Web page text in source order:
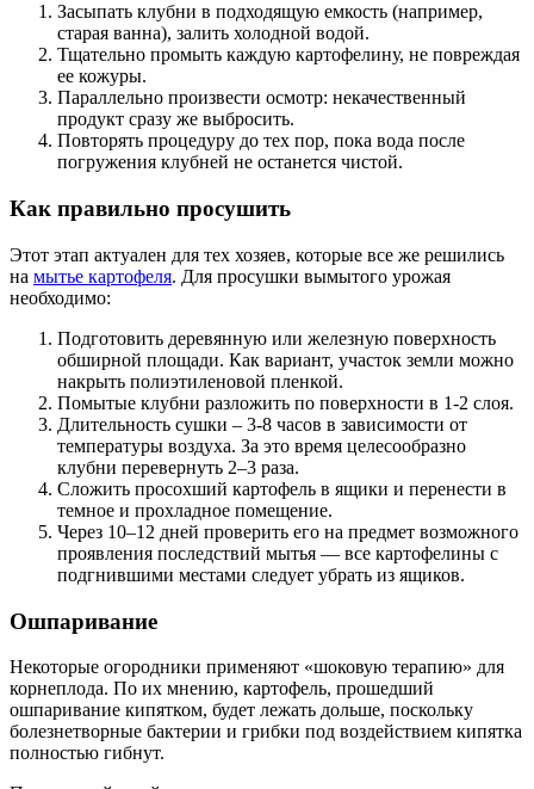
Засыпать клубни в подходящую емкость (например,
старая ванна), залить холодной водой.
Тщательно промыть каждую картофелину, не повреждая
ее кожуры.
Параллельно произвести осмотр: некачественный
продукт сразу же выбросить.
Повторять процедуру до тех пор, пока вода после
погружения клубней не останется чистой.
Как правильно просушить
Этот этап актуален для тех хозяев, которые все же решились
на мытье картофеля. Для просушки вымытого урожая
необходимо:
Подготовить деревянную или железную поверхность
обширной площади. Как вариант, участок земли можно
накрыть полиэтиленовой пленкой.
Помытые клубни разложить по поверхности в 1-2 слоя.
Длительность сушки – 3-8 часов в зависимости от
температуры воздуха. За это время целесообразно
клубни перевернуть 2–3 раза.
Сложить просохший картофель в ящики и перенести в
темное и прохладное помещение.
Через 10–12 дней проверить его на предмет возможного
проявления последствий мытья — все картофелины с
подгнившими местами следует убрать из ящиков.
Ошпаривание
Некоторые огородники применяют «шоковую терапию» для
корнеплода. По их мнению, картофель, прошедший
ошпаривание кипятком, будет лежать дольше, поскольку
болезнетворные бактерии и грибки под воздействием кипятка
полностью гибнут.